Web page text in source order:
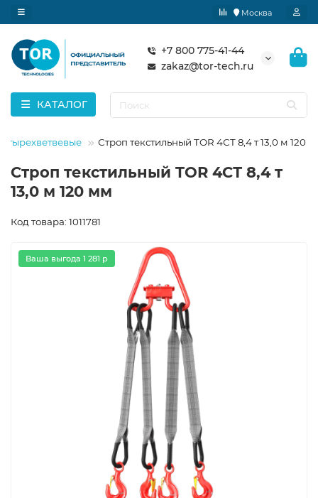
Москва
+7 800 775-41-44
zakaz@tor-tech.ru
КАТАЛОГ
Строп текстильный TOR 4СТ 8,4 т 13,0 м 120
Строп текстильный TOR 4СТ 8,4 т
13,0 м 120 мм
Код товара: 1011781
Ваша выгода 1 281 р